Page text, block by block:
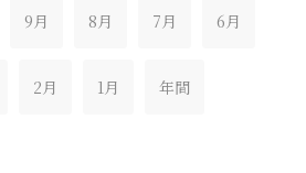
9月 8月 7月 6月
2月 1月 年間